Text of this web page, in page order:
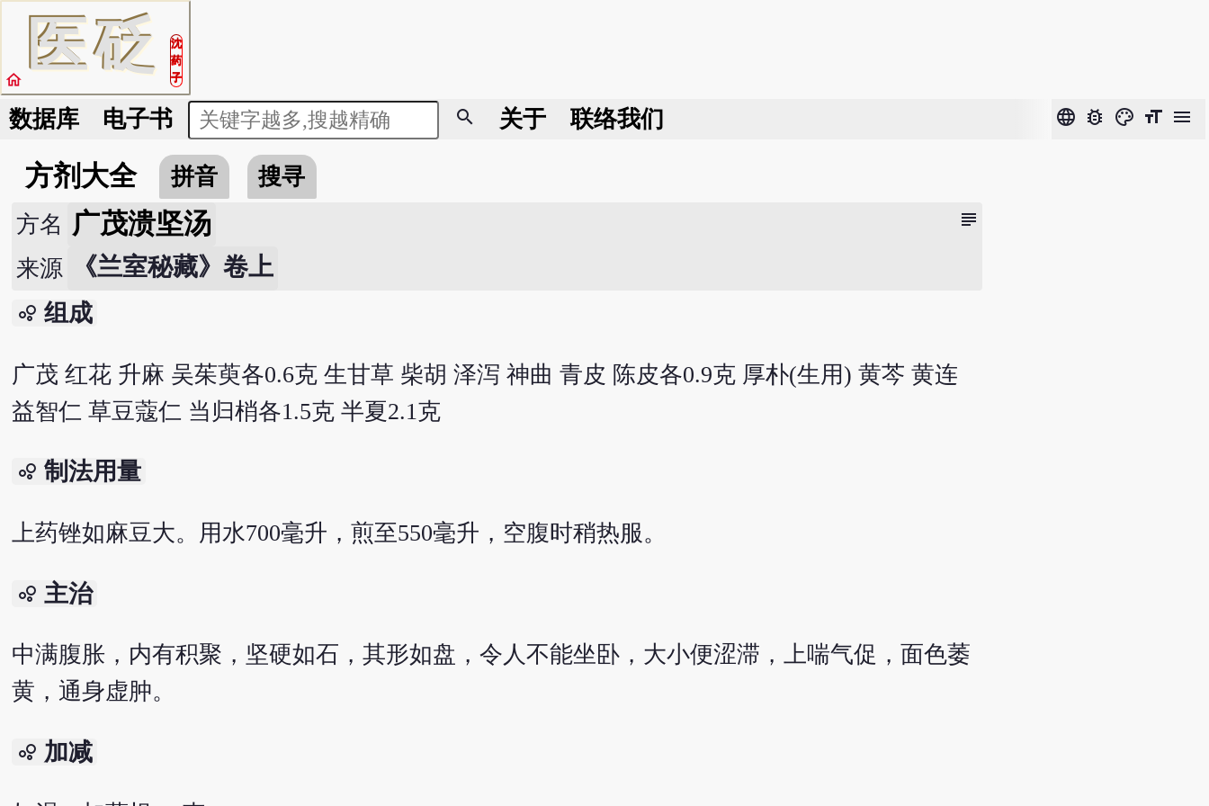
医砭
沈
药
子
home
数据库 电子书 search 关于 联络我们 language bug_report color_lens format_size menu
方剂大全 拼音 搜寻
subject
方名 广茂溃坚汤
来源 《兰室秘藏》卷上
bubble_chart 组成
广茂 红花 升麻 吴茱萸各0.6克 生甘草 柴胡 泽泻 神曲 青皮 陈皮各0.9克 厚朴(生用) 黄芩 黄连
益智仁 草豆蔻仁 当归梢各1.5克 半夏2.1克
bubble_chart 制法用量
上药锉如麻豆大。用水700毫升，煎至550毫升，空腹时稍热服。
bubble_chart 主治
中满腹胀，内有积聚，坚硬如石，其形如盘，令人不能坐卧，大小便涩滞，上喘气促，面色萎
黄，通身虚肿。
bubble_chart 加减